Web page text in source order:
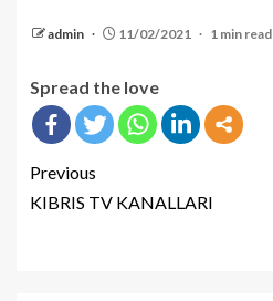
admin 11/02/2021 1 min read
Spread the love
Previous
KIBRIS TV KANALLARI